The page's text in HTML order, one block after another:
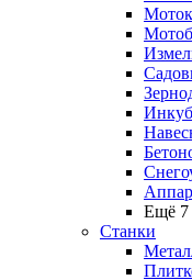
Ещё 7
Станки